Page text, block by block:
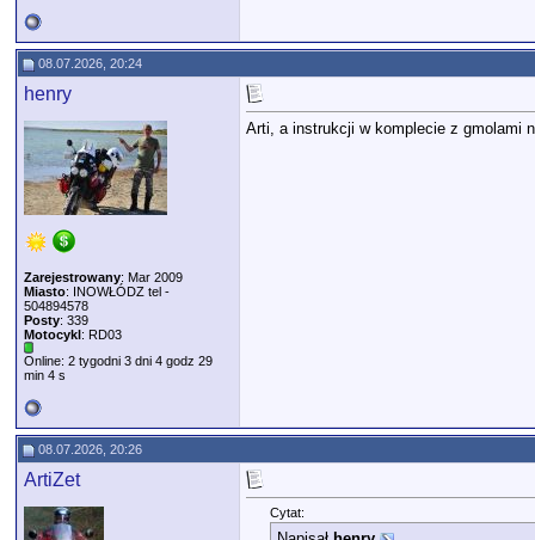
08.07.2026, 20:24
henry
Zarejestrowany: Mar 2009
Miasto: INOWŁÓDZ tel -
504894578
Posty: 339
Motocykl: RD03
Online: 2 tygodni 3 dni 4 godz 29
min 4 s
Arti, a instrukcji w komplecie z gmolami
08.07.2026, 20:26
ArtiZet
Cytat: